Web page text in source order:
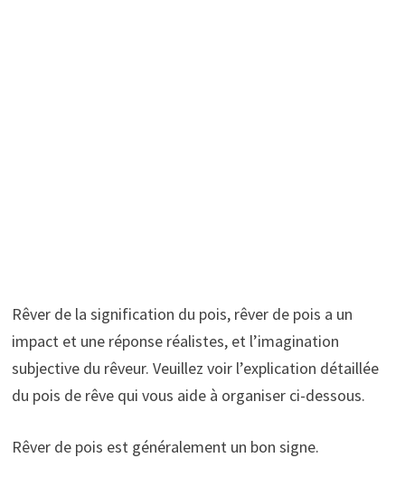
Rêver de la signification du pois, rêver de pois a un
impact et une réponse réalistes, et l’imagination
subjective du rêveur. Veuillez voir l’explication détaillée
du pois de rêve qui vous aide à organiser ci-dessous.
Rêver de pois est généralement un bon signe.